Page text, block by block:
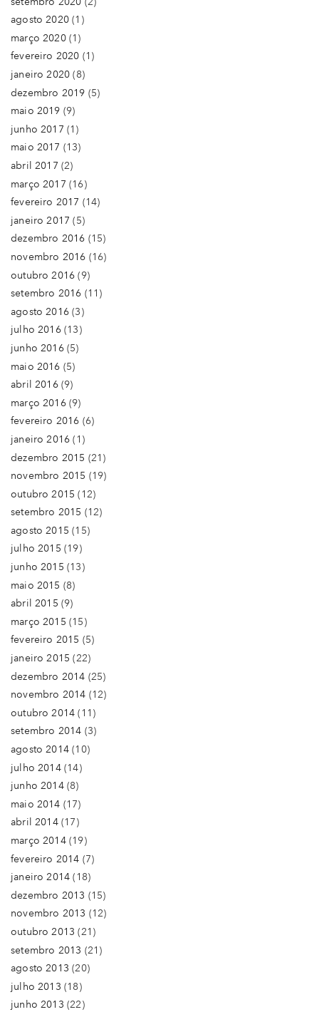
agosto 2020(1)
março 2020(1)
fevereiro 2020 (1)
janeiro 2020 (8)
dezembro 2019 (5)
maio 2019 (9)
junho 2017 (1)
maio 2017 (13)
abril 2017 (2)
março 2017 (16)
fevereiro 2017 (14)
janeiro 2017 (5)
dezembro 2016 (15)
novembro 2016 (16)
outubro 2016 (9)
setembro 2016 (11)
agosto 2016(3)
julho 2016(13)
junho 2016(5)
maio 2016 (5)
abril 2016(9)
março 2016(9)
fevereiro 2016 (6)
janeiro 2016 (1)
dezembro 2015 (21)
novembro 2015 (19)
outubro 2015 (12)
setembro 2015 (12)
agosto 2015 (15)
julho 2015 (19)
junho 2015 (13)
maio 2015 (8)
abril 2015 (9)
março 2015 (15)
fevereiro 2015 (5)
janeiro 2015 (22)
dezembro 2014 (25)
novembro 2014 (12)
outubro 2014 (11)
setembro 2014 (3)
agosto 2014(10)
julho 2014(14)
junho 2014(8)
maio 2014 (17)
abril 2014(17)
março 2014(19)
fevereiro 2014 (7)
janeiro 2014 (18)
dezembro 2013 (15)
novembro 2013 (12)
outubro 2013 (21)
setembro 2013 (21)
agosto 2013 (20)
julho 2013 (18)
junho 2013 (22)